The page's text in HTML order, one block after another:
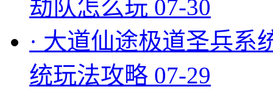
劫队怎么玩 07-30
· 大道仙途极道圣兵系
统玩法攻略 07-29